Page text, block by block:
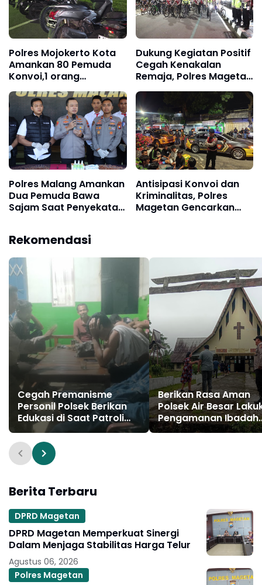
Polres Mojokerto Kota
Amankan 80 Pemuda
Konvoi,1 orang
Kedapatan Bawa Sajam
Dukung Kegiatan Positif
Cegah Kenakalan
Remaja, Polres Magetan
Bersama Komunitas
Gowes Malam
Polres Malang Amankan
Dua Pemuda Bawa
Sajam Saat Penyekatan
Antisipasi Konvoi dan
Kriminalitas, Polres
Magetan Gencarkan
Rekomendasi
Cegah Premanisme
Personil Polsek Berikan
Edukasi di Saat Patroli
Malam
Berikan Rasa Aman
Polsek Air Besar
Pengamanan Ibadah
Gereja
Berita Terbaru
DPRD Magetan
DPRD Magetan Memperkuat Sinergi
Dalam Menjaga Stabilitas Harga Telur
Agustus 06, 2026
Polres Magetan